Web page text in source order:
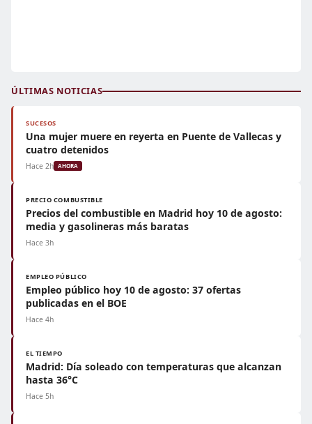
ÚLTIMAS NOTICIAS
SUCESOS
Una mujer muere en reyerta en Puente de Vallecas y
cuatro detenidos
Hace 2h AHORA
PRECIO COMBUSTIBLE
Precios del combustible en Madrid hoy 10 de agosto:
media y gasolineras más baratas
Hace 3h
EMPLEO PÚBLICO
Empleo público hoy 10 de agosto: 37 ofertas
publicadas en el BOE
Hace 4h
EL TIEMPO
Madrid: Día soleado con temperaturas que alcanzan
hasta 36°C
Hace 5h